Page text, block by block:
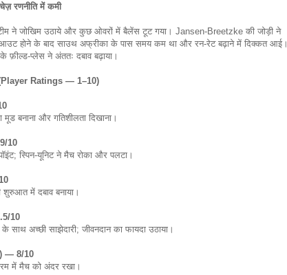
रणनीति में कमी
ने जोखिम उठाये और कुछ ओवरों में बैलेंस टूट गया। Jansen-Breetzke की जोड़ी ने
आउट होने के बाद साउथ अफ्रीका के पास समय कम था और रन-रेट बढ़ाने में दिक्कत आई।
फ़ील्ड-प्लेस ने अंततः दबाव बढ़ाया।
(Player Ratings — 1–10)
बनाना और गतिशीलता दिखाना।
10
स्पिन-यूनिट ने मैच रोका और पलटा।
में दबाव बनाया।
10
अच्छी साझेदारी; जीवनदान का फायदा उठाया।
— 8/10
में मैच को अंदर रखा।